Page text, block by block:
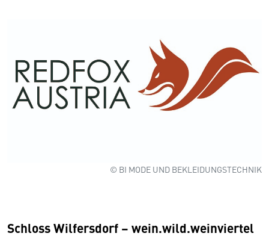
© BI MODE UND BEKLEIDUNGSTECHNIK
Schloss Wilfersdorf – wein.wild.weinviertel